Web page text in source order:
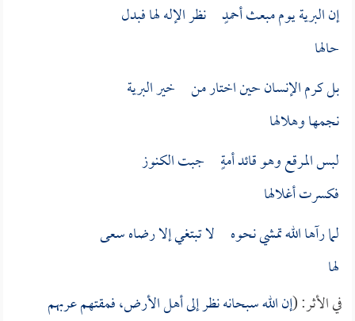
إن البرية يوم مبعث أحمدٍ نظر الإله لها فبدل
حالها
بل كرم الإنسان حين اختار من خير البرية
نجمها وهلالها
لبس المرقع وهو قائد أمةٍ جبت الكنوز
فكسرت أغلالها
لما رآها الله تمشي نحوه لا تبتغي إلا رضاه سعى
لها
في الأثر: (إن الله سبحانه نظر إلى أهل الأرض، فمقتهم عربهم